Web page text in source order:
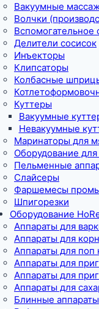
Вакуумные
Волчки
Вспомогательное
Делители сосисок
Инъекторы
Клипсаторы
Колбасные
Куттеры
Вакуумные
Невакуумные
Маринаторы для
Оборудование
Пельменные
Слайсеры
Фаршемесы
Шпигорезки
Оборудование
Аппараты для
Аппараты для
Аппараты для поп
Аппараты для
Аппараты для
Аппараты для
Блинные аппараты